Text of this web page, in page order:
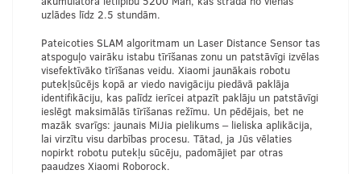
uzlādes līdz 2.5 stundām.
Pateicoties SLAM algoritmam un Laser Distance Sensor tas
atspoguļo vairāku istabu tīrīšanas zonu un patstāvīgi izvēlas
visefektīvāko tīrīšanas veidu. Xiaomi jaunākais robotu
putekļsūcējs kopā ar viedo navigāciju piedāvā paklāja
identifikāciju, kas palīdz ierīcei atpazīt paklāju un patstāvīgi
ieslēgt maksimālās tīrīšanas režīmu. Un pēdējais, bet ne
mazāk svarīgs: jaunais MiJia pielikums – lieliska aplikācija,
lai virzītu visu darbības procesu. Tātad, ja Jūs vēlaties
nopirkt robotu putekļu sūcēju, padomājiet par otras
paaudzes Xiaomi Roborock.